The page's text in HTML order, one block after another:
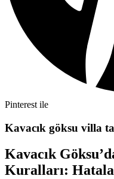
Pinterest ile
Kavacık göksu villa
Kavacık
Kuralları: